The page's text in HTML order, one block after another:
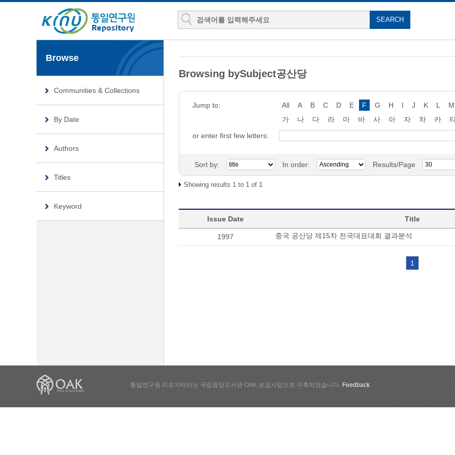
Browse
Communities & Collections
By Date
Authors
Titles
Keyword
Browsing bySubject공산당
Jump to: All A B C D E F G H I J K L M
가
나 다 라 마 바 사 아 자 차 카
or enter first few letters:
Sort by: In order: Results/Page
Showing results 1 to 1 of 1
Issue Date Title
1997 중국 공산당 제15차 전국대표대회 결과분석
1
통일연구원 리포지터리는 국립중앙도서관 OAK 보급사업으로 구축되었습니다. Feedback